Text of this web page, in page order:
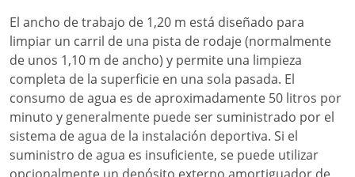
El ancho de trabajo de 1,20 m está diseñado para
limpiar un carril de una pista de rodaje (normalmente
de unos 1,10 m de ancho) y permite una limpieza
completa de la superficie en una sola pasada. El
consumo de agua es de aproximadamente 50 litros por
minuto y generalmente puede ser suministrado por el
sistema de agua de la instalación deportiva. Si el
suministro de agua es insuficiente, se puede utilizar